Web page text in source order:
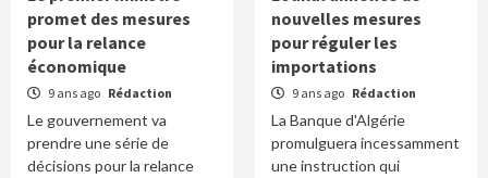
promet des mesures
pour la relance
économique
9 ans ago Rédaction
Le gouvernement va
prendre une série de
décisions pour la relance
nouvelles mesures
pour réguler les
importations
9 ans ago Rédaction
La Banque d'Algérie
promulguera incessamment
une instruction qui